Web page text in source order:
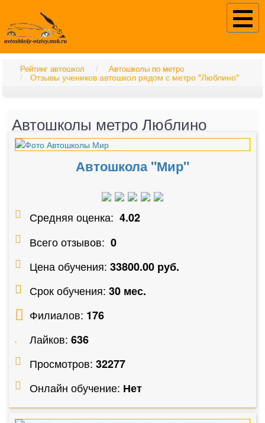
Рейтинг автошкол Автошколы по метро
Отзывы учеников автошкол рядом с метро "Люблино"
Автошколы метро Люблино
Автошкола "Мир"
Средняя оценка: 4.02
Всего отзывов: 0
Цена обучения: 33800.00 руб.
Срок обучения: 30 мес.
Филиалов: 176
Лайков: 636
Просмотров: 32277
Онлайн обучение: Нет